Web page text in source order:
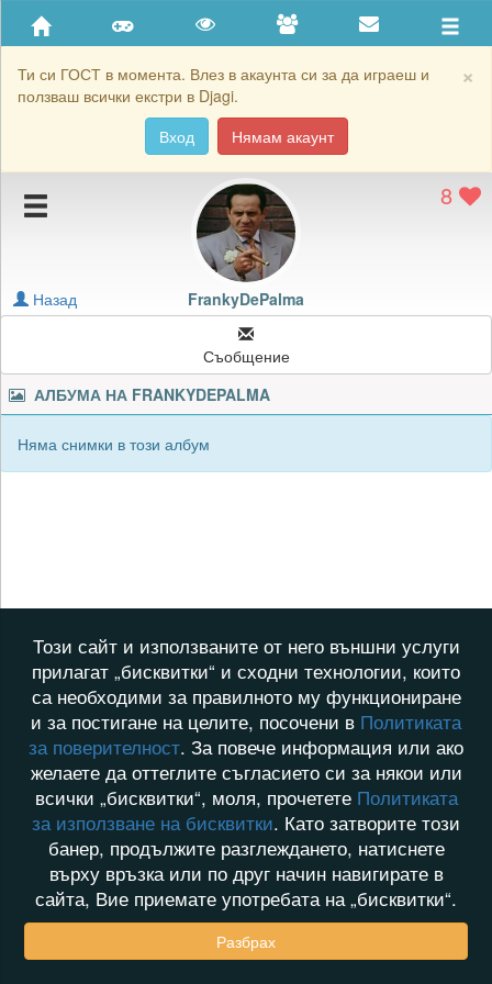
×
Ти си ГОСТ в момента. Влез в акаунта си за да играеш и
ползваш всички екстри в Djagi.
Вход
Нямам акаунт
Приятели
Хронология на игри
Подаръците на FrankyDePalma
Картичките на FrankyDePalma
Блокирай FrankyDePalma
8
FrankyDePalma
Назад
Съобщение
АЛБУМА НА FRANKYDEPALMA
Няма снимки в този албум
Този сайт и използваните от него външни услуги
прилагат „бисквитки“ и сходни технологии, които
са необходими за правилното му функциониране
и за постигане на целите, посочени в Политиката
за поверителност. За повече информация или ако
желаете да оттеглите съгласието си за някои или
всички „бисквитки“, моля, прочетете Политиката
за използване на бисквитки. Като затворите този
банер, продължите разглеждането, натиснете
върху връзка или по друг начин навигирате в
сайта, Вие приемате употребата на „бисквитки“.
Разбрах